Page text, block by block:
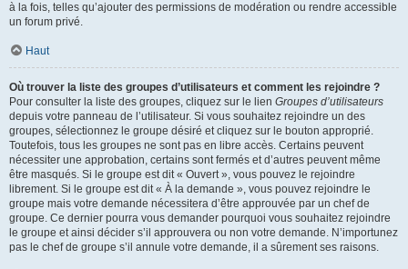
à la fois, telles qu’ajouter des permissions de modération ou rendre accessible
un forum privé.
Haut
Où trouver la liste des groupes d’utilisateurs et comment les rejoindre ?
Pour consulter la liste des groupes, cliquez sur le lien Groupes d’utilisateurs
depuis votre panneau de l’utilisateur. Si vous souhaitez rejoindre un des
groupes, sélectionnez le groupe désiré et cliquez sur le bouton approprié.
Toutefois, tous les groupes ne sont pas en libre accès. Certains peuvent
nécessiter une approbation, certains sont fermés et d’autres peuvent même
être masqués. Si le groupe est dit « Ouvert », vous pouvez le rejoindre
librement. Si le groupe est dit « À la demande », vous pouvez rejoindre le
groupe mais votre demande nécessitera d’être approuvée par un chef de
groupe. Ce dernier pourra vous demander pourquoi vous souhaitez rejoindre
le groupe et ainsi décider s’il approuvera ou non votre demande. N’importunez
pas le chef de groupe s’il annule votre demande, il a sûrement ses raisons.